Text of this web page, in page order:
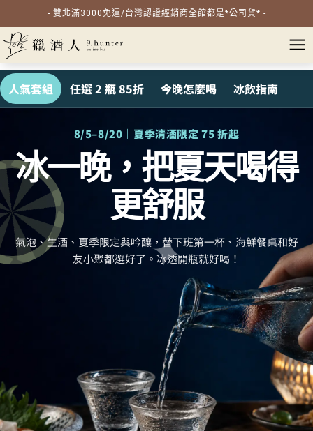
- 雙北滿3000免運/台灣認證經銷商全館都是*公司貨* -
人氣套組 任選 2 瓶 85折 今晚怎麼喝 冰飲指南
✦
8/5–8/20｜夏季清酒限定 75 折起
冰一晚，把夏天喝得
更舒服
氣泡、生酒、夏季限定與吟釀，替下班第一杯、海鮮餐桌和好
友小聚都選好了。冰透開瓶就好喝！